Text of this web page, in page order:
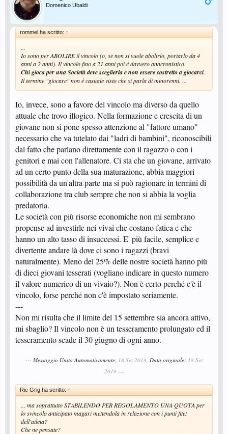
Domenico Ubaldi
rommel ha scritto: ↑
...
Io sono per ABOLIRE il vincolo (o, se non si vuole abolirlo, portarlo da 4
anni a 2 anni). Il vincolo fino a 21 anni poi è davvero anacronistico.
Chi gioca per una Società deve sceglierla e non essere costretto a giocarci.
Il termine "giocare" non è casuale visto che si parla di minorenni. ...
Io, invece, sono a favore del vincolo ma diverso da quello
attuale che trovo illogico. Nella formazione e crescita di un
giovane non si pone spesso attenzione al "fattore umano"
necessario che va tutelato dai "ladri di bambini", riconoscibili
dal fatto che parlano direttamente con il ragazzo o con i
genitori e mai con l'allenatore. Ci sta che un giovane, arrivato
ad un certo punto della sua maturazione, abbia maggiori
possibilità da un'altra parte ma si può ragionare in termini di
collaborazione tra club sempre che non si abbia la voglia
predatoria.
Le società con più risorse economiche non mi sembrano
propense ad investirle nei vivai che costano fatica e che
hanno un alto tasso di insuccessi. E' più facile, semplice e
divertente andare là dove ci sono i ragazzi (bravi
naturalmente). Meno del 25% delle nostre società hanno più
di dieci giovani tesserati (vogliano indicare in questo numero
il valore numerico di un vivaio?). Non è certo perché c'è il
vincolo, forse perché non c'è impostato seriamente.
---
Non mi risulta che il limite del 15 settembre sia ancora attivo,
mi sbaglio? Il vincolo non è un tesseramento prolungato ed il
tesseramento scade il 30 giugno di ogni anno.
--- Messaggio Unito Automaticamente, 18 Set 2018, Data originale: 18 Set
2018---
Ric Grig ha scritto: ↑
... ma soprattutto STABILENDO PER REGOLAMENTO UNA QUOTA per
lo svincolo anticipato magari mettendola in relazione con i punti fitet
dell'atleta?
Che ne pensate?